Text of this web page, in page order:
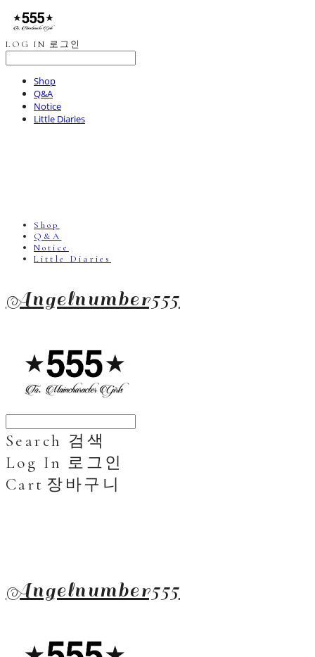
LOG IN 로그인
Shop
Q&A
Notice
Little Diaries
Shop
Q&A
Notice
Little Diaries
Angelnumber555
Search 검색
Log In 로그인
Cart 장바구니
Angelnumber555